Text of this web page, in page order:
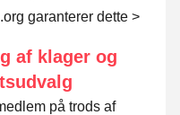
garanterer dette >
af klager og
på trods af